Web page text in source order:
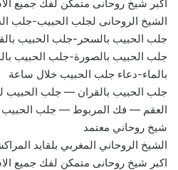
اكبر شيخ روحانى متمكن لفك جميع
الشيخ الروحانى لجلب الحبيب-جلب
جلب الحبيب بالسحر-جلب الحبيب
جلب الحبيب بالصورة-جلب الحبيب
بالماء-دعاء جلب الحبيب خلال ساعة
جلب الحبيب بالقران — جلب الحبيب
العقم — فك المربوط — جلب
شيخ روحاني معتمد
الشيخ الروحاني المغربي بلقايد
اكبر شيخ روحانى متمكن لفك جميع